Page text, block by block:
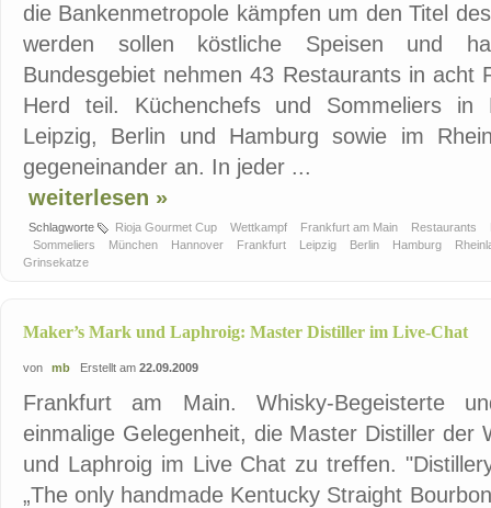
die Bankenmetropole kämpfen um den Titel
werden sollen köstliche Speisen und
Bundesgebiet nehmen 43 Restaurants in acht
Herd teil. Küchenchefs und Sommeliers in
Leipzig, Berlin und Hamburg sowie im
gegeneinander an. In jeder ...
weiterlesen »
Schlagworte Rioja Gourmet Cup Wettkampf Frankfurt am Main Restaurants
Sommeliers
München Hannover Frankfurt Leipzig Berlin Hamburg
Grinsekatze
Maker’s Mark und Laphroig: Master Distiller im Live-Chat
von mb Erstellt am 22.09.2009
Frankfurt am Main. Whisky-Begeisterte
einmalige Gelegenheit, die Master Distiller der
und Laphroig im Live Chat zu treffen.
„The only handmade Kentucky Straight